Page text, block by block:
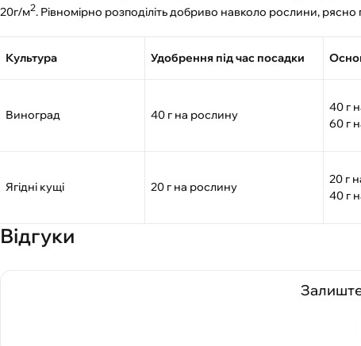
20г/м2. Рівномірно розподіліть добриво навколо рослини,
Культура Удобрення під час посадки
Виноград 40 г на рослину
40 г
60 г
Ягідні кущі 20 г на рослину
20 г
40 г
Відгуки
Залиште